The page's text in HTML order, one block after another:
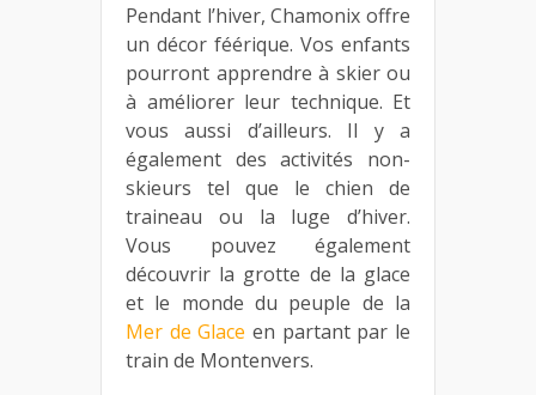
Pendant l’hiver, Chamonix offre
un décor féérique. Vos enfants
pourront apprendre à skier ou
à améliorer leur technique. Et
vous aussi d’ailleurs. Il y a
également des activités non-
skieurs tel que le chien de
traineau ou la luge d’hiver.
Vous pouvez également
découvrir la grotte de la glace
et le monde du peuple de la
Mer de Glace en partant par le
train de Montenvers.